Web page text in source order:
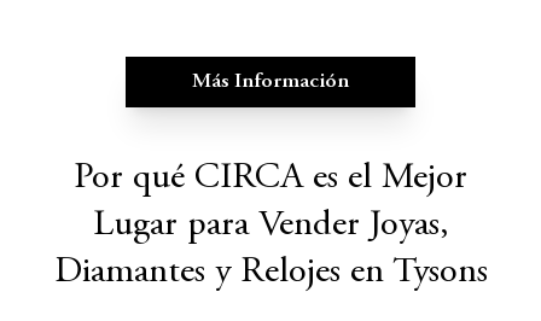
Más Información
Por qué CIRCA es el Mejor
Lugar para Vender Joyas,
Diamantes y Relojes en Tysons